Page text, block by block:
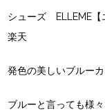
シューズ ELLEME【
楽天
発色の美しいブルー
ブルーと言っても様